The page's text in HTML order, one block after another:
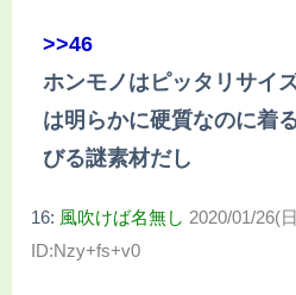
>>46
ホンモノはピッタリサイ
は明らかに硬質なのに着
びる謎素材だし
16: 風吹けば名無し 2020/01/26(
ID:Nzy+fs+v0